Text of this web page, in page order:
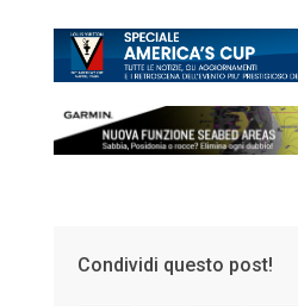
Condividi questo post!